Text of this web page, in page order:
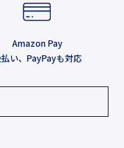
Amazon Pay
い、PayPayも対応